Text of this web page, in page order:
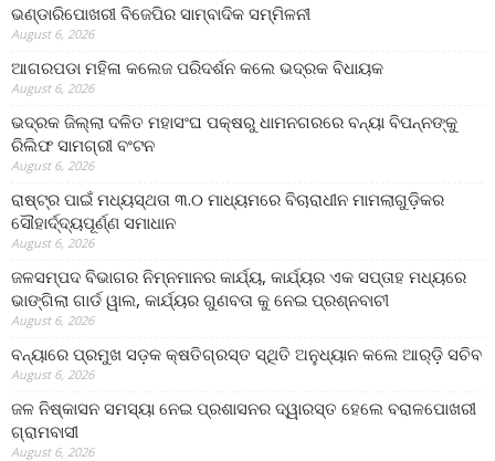
ଭଣ୍ଡାରିପୋଖରୀ ବିଜେପିର ସାମ୍ବାଦିକ ସମ୍ମିଳନୀ
August 6, 2026
ଆଗରପଡା ମହିଳା କଲେଜ ପରିଦର୍ଶନ କଲେ ଭଦ୍ରକ ବିଧାୟକ
August 6, 2026
ଭଦ୍ରକ ଜିଲ୍ଲା ଦଳିତ ମହାସଂଘ ପକ୍ଷରୁ ଧାମନଗରରେ ବନ୍ୟା ବିପନ୍ନଙ୍କୁ
ରିଲିଫ ସାମଗ୍ରୀ ବଂଟନ
August 6, 2026
ରାଷ୍ଟ୍ର ପାଇଁ ମଧ୍ୟସ୍ଥତା ୩.୦ ମାଧ୍ୟମରେ ବିଚାରାଧୀନ ମାମଲାଗୁଡ଼ିକର
ସୌହାର୍ଦ୍ଦ୍ୟପୂର୍ଣ୍ଣ ସମାଧାନ
August 6, 2026
ଜଳସମ୍ପଦ ବିଭାଗର ନିମ୍ନମାନର କାର୍ଯ୍ୟ, କାର୍ଯ୍ୟର ଏକ ସପ୍ତାହ ମଧ୍ୟରେ
ଭାଙ୍ଗିଲା ଗାର୍ଡ ୱାଲ, କାର୍ଯ୍ୟର ଗୁଣବତା କୁ ନେଇ ପ୍ରଶ୍ନବାଚୀ
August 6, 2026
ବନ୍ୟାରେ ପ୍ରମୁଖ ସଡ଼କ କ୍ଷତିଗ୍ରସ୍ତ ସ୍ଥିତି ଅନୁଧ୍ୟାନ କଲେ ଆର୍‌ଡ଼ି ସଚିବ
August 6, 2026
ଜଳ ନିଷ୍କାସନ ସମସ୍ୟା ନେଇ ପ୍ରଶାସନର ଦ୍ୱାରସ୍ତ ହେଲେ ବରାଳପୋଖରୀ
ଗ୍ରାମବାସୀ
August 6, 2026